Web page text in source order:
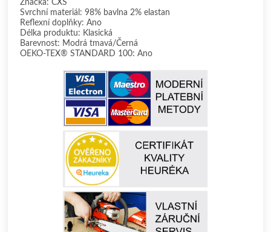
Značka: CXS
Svrchní materiál: 98% bavlna 2% elastan
Reflexní doplňky: Ano
Délka produktu: Klasická
Barevnost: Modrá tmavá/Černá
OEKO-TEX® STANDARD 100: Ano